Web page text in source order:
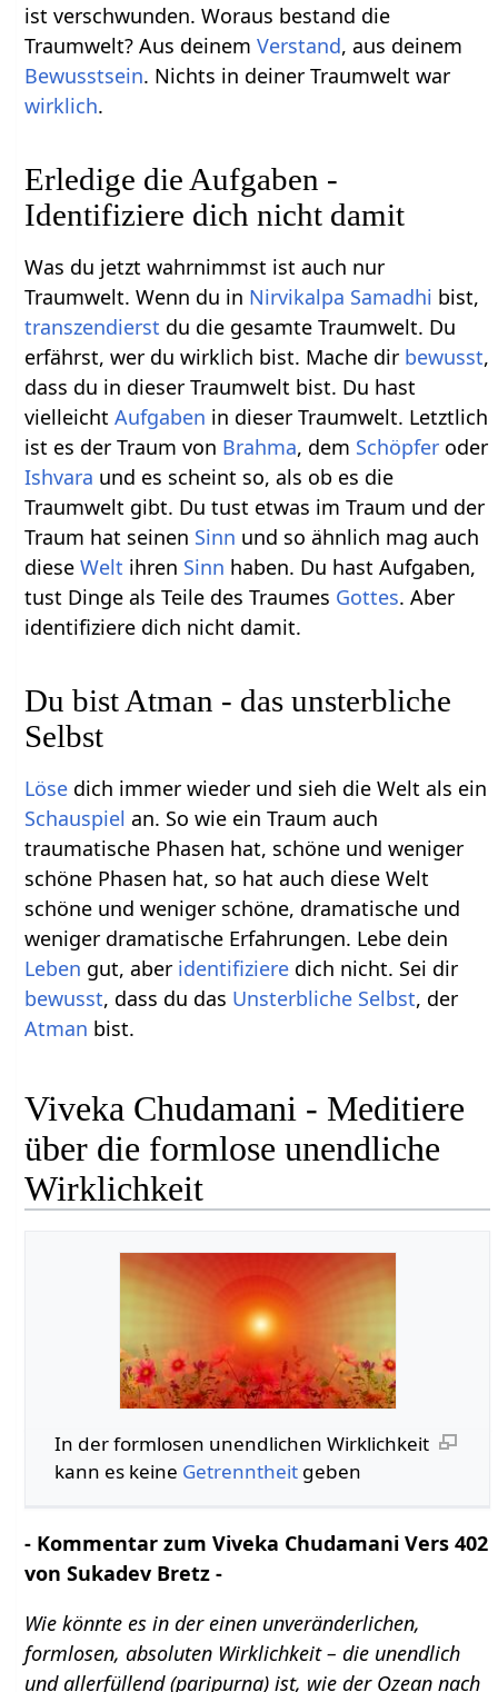
ist verschwunden. Woraus bestand die
Traumwelt? Aus deinemVerstand, aus deinem
Bewusstsein. Nichts in deiner Traumwelt war
wirklich.
Erledige die Aufgaben -
Identifiziere dich nicht damit
Was du jetzt wahrnimmst ist auch nur
Traumwelt. Wenn du in Nirvikalpa Samadhi bist,
transzendierst du die gesamte Traumwelt. Du
erfährst, wer du wirklich bist. Mache dir bewusst,
dass du in dieser Traumwelt bist. Du hast
vielleichtAufgaben in dieser Traumwelt. Letztlich
ist es der Traum von Brahma, dem Schöpfer oder
Ishvara und es scheint so, als ob es die
Traumwelt gibt. Du tust etwas im Traum und der
Traum hat seinen Sinn und so ähnlich mag auch
dieseWelt ihren Sinn haben. Du hast Aufgaben,
tust Dinge als Teile des Traumes Gottes. Aber
identifiziere dich nicht damit.
Du bist Atman - das unsterbliche
Selbst
Löse dich immer wieder und sieh die Welt als ein
Schauspiel an. So wie ein Traum auch
traumatische Phasen hat, schöne und weniger
schöne Phasen hat, so hat auch diese Welt
schöne und weniger schöne, dramatische und
weniger dramatische Erfahrungen. Lebe dein
Leben gut, aber identifiziere dich nicht. Sei dir
bewusst, dass du das Unsterbliche Selbst, der
Atman bist.
Viveka Chudamani - Meditiere
über die formlose unendliche
Wirklichkeit
In der formlosen unendlichen Wirklichkeit
kann es keine Getrenntheitgeben
- Kommentar zum Viveka Chudamani Vers 402
von Sukadev Bretz -
Wie könnte es in der einen unveränderlichen,
formlosen, absoluten Wirklichkeit – die unendlich
und allerfüllend (paripurna) ist, wie der Ozean nach